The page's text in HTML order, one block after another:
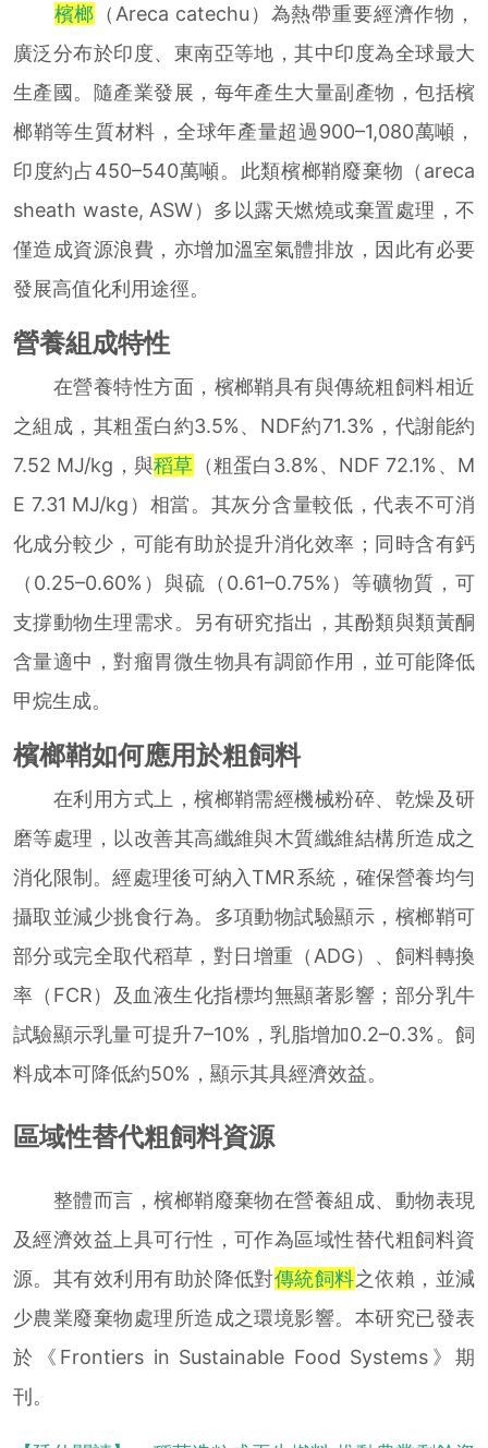
檳榔 （Areca catechu）為熱帶重要經濟作物，
廣泛分布於印度、東南亞等地，其中印度為全球最大
生產國。隨產業發展，每年產生大量副產物，包括檳
榔鞘等生質材料，全球年產量超過900–1,080萬噸，
印度約占450–540萬噸。此類檳榔鞘廢棄物（areca
sheath waste, ASW）多以露天燃燒或棄置處理，不
僅造成資源浪費，亦增加溫室氣體排放，因此有必要
發展高值化利用途徑。
營養組成特性
在營養特性方面，檳榔鞘具有與傳統粗飼料相近
之組成，其粗蛋白約3.5%、NDF約71.3%，代謝能約
7.52 MJ/kg，與稻草 （粗蛋白3.8%、NDF 72.1%、M
E 7.31 MJ/kg）相當。其灰分含量較低，代表不可消
化成分較少，可能有助於提升消化效率；同時含有鈣
（0.25–0.60%）與硫（0.61–0.75%）等礦物質，可
支撐動物生理需求。另有研究指出，其酚類與類黃酮
含量適中，對瘤胃微生物具有調節作用，並可能降低
甲烷生成。
檳榔鞘如何應用於粗飼料
在利用方式上，檳榔鞘需經機械粉碎、乾燥及研
磨等處理，以改善其高纖維與木質纖維結構所造成之
消化限制。經處理後可納入TMR系統，確保營養均勻
攝取並減少挑食行為。多項動物試驗顯示，檳榔鞘可
部分或完全取代稻草，對日增重（ADG）、飼料轉換
率（FCR）及血液生化指標均無顯著影響；部分乳牛
試驗顯示乳量可提升7–10%，乳脂增加0.2–0.3%。飼
料成本可降低約50%，顯示其具經濟效益。
區域性替代粗飼料資源
整體而言，檳榔鞘廢棄物在營養組成、動物表現
及經濟效益上具可行性，可作為區域性替代粗飼料資
源。其有效利用有助於降低對傳統飼料之依賴，並減
少農業廢棄物處理所造成之環境影響。本研究已發表
於《Frontiers in Sustainable Food Systems》期
刊。